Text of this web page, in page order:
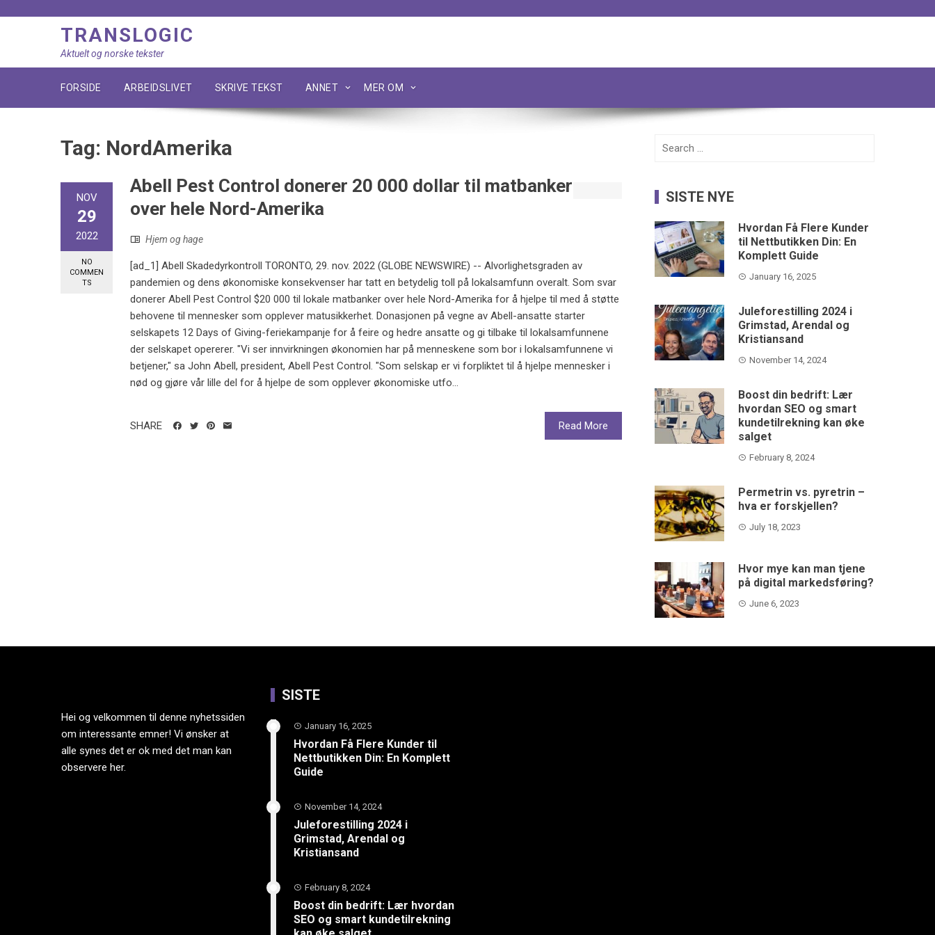
TRANSLOGIC
Aktuelt og norske tekster
FORSIDE ARBEIDSLIVET SKRIVE TEKST ANNET MER OM
Tag: NordAmerika
NOV
29
2022
NO
COMMEN
TS
Abell Pest Control donerer 20 000 dollar til matbanker
over hele Nord-Amerika
Hjem og hage
[ad_1] Abell Skadedyrkontroll TORONTO, 29. nov. 2022 (GLOBE NEWSWIRE) -- Alvorlighetsgraden av
pandemien og dens økonomiske konsekvenser har tatt en betydelig toll på lokalsamfunn overalt. Som svar
donerer Abell Pest Control $20 000 til lokale matbanker over hele Nord-Amerika for å hjelpe til med å støtte
behovene til mennesker som opplever matusikkerhet. Donasjonen på vegne av Abell-ansatte starter
selskapets 12 Days of Giving-feriekampanje for å feire og hedre ansatte og gi tilbake til lokalsamfunnene
der selskapet opererer. "Vi ser innvirkningen økonomien har på menneskene som bor i lokalsamfunnene vi
betjener," sa John Abell, president, Abell Pest Control. "Som selskap er vi forpliktet til å hjelpe mennesker i
nød og gjøre vår lille del for å hjelpe de som opplever økonomiske utfo...
Read More
SHARE
Search
SISTE NYE
Hvordan Få Flere Kunder
til Nettbutikken Din: En
Komplett Guide
January 16, 2025
Juleforestilling 2024 i
Grimstad, Arendal og
Kristiansand
November 14, 2024
Boost din bedrift: Lær
hvordan SEO og smart
kundetilrekning kan øke
salget
February 8, 2024
Permetrin vs. pyretrin –
hva er forskjellen?
July 18, 2023
Hvor mye kan man tjene
på digital markedsføring?
June 6, 2023
Hei og velkommen til denne nyhetssiden
om interessante emner! Vi ønsker at
alle synes det er ok med det man kan
observere her.
SISTE
January 16, 2025
Hvordan Få Flere Kunder til
Nettbutikken Din: En Komplett
Guide
November 14, 2024
Juleforestilling 2024 i
Grimstad, Arendal og
Kristiansand
February 8, 2024
Boost din bedrift: Lær hvordan
SEO og smart kundetilrekning